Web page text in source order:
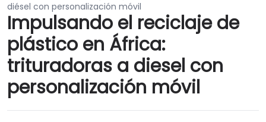
diésel con personalización móvil
Impulsando el reciclaje de
plástico en África:
trituradoras a diesel con
personalización móvil